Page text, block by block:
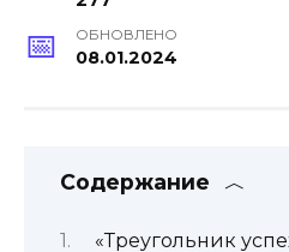
ОБНОВЛЕНО
08.01.2024
Содержание
«Треугольник